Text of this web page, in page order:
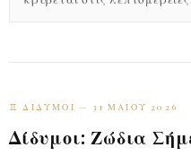
♊ ΔΊΔΥΜΟΙ — 31 ΜΑΪ́ΟΥ 2026
Δίδυμοι: Ζώδια